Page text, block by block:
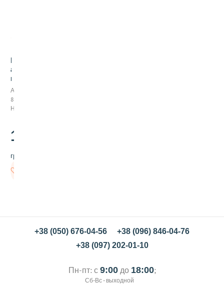
Н
а
п
и
т
о
a
t
m
i
Арт:
898001
Нет в наличии
132
грн/шт
+38 (050) 676-04-56
+38 (096) 846-04-76
+38 (097) 202-01-10
Пн-пт: с 9:00до 18:00;
Сб-Вс - выходной